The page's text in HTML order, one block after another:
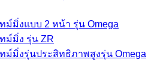
ม์มิ่งแบบ 2 หน้า รุ่น Omega
ม์มิ่ง รุ่น ZR
ม์มิ่งรุ่นประสิทธิภาพสูงรุ่น Omega